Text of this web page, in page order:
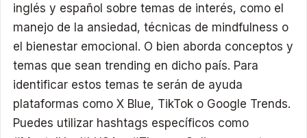
inglés y español sobre temas de interés, como el
manejo de la ansiedad, técnicas de mindfulness o
el bienestar emocional. O bien aborda conceptos y
temas que sean trending en dicho país. Para
identificar estos temas te serán de ayuda
plataformas como X Blue, TikTok o Google Trends.
Puedes utilizar hashtags específicos como